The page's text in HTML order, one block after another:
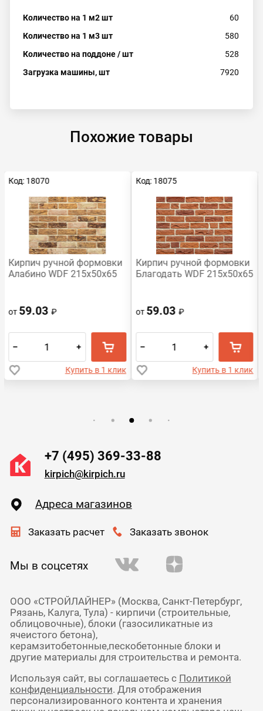
Количество на 1 м2 шт
60
Количество на 1 м3 шт
580
Количество на поддоне / шт
528
Загрузка машины, шт
7920
Похожие товары
Код: 18070
Кирпич ручной формовки
Алабино WDF 215x50x65
от59.03₽
– +
Купить в 1 клик
Код: 18075
Кирпич ручной формовки
Благодать WDF 215x50x65
от59.03₽
– +
Купить в 1 клик
+7 (495) 369-33-88
kirpich@kirpich.ru
Адреса магазинов
Заказать расчет Заказать звонок
Мы в соцсетях
ООО «СТРОЙЛАЙНЕР» (Москва, Санкт-Петербург,
Рязань, Калуга, Тула) - кирпичи (строительные,
облицовочные), блоки (газосиликатные из
ячеистого бетона),
керамзитобетонные,пескобетонные блоки и
другие материалы для строительства и ремонта.
Используя сайт, вы соглашаетесь с Политикой
конфиденциальности. Для отображения
персонализированного контента и хранения